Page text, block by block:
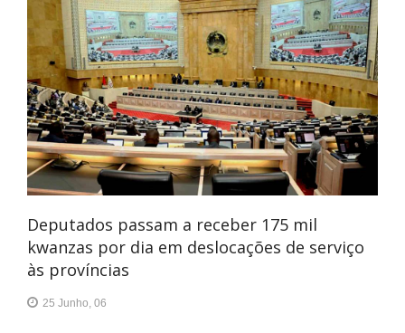
Deputados passam a receber 175 mil
kwanzas por dia em deslocações de serviço
às províncias
25 Junho, 06